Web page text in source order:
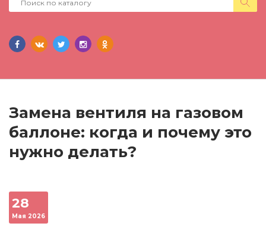
Замена вентиля на газовом
баллоне: когда и почему это
нужно делать?
28
Мая 2026